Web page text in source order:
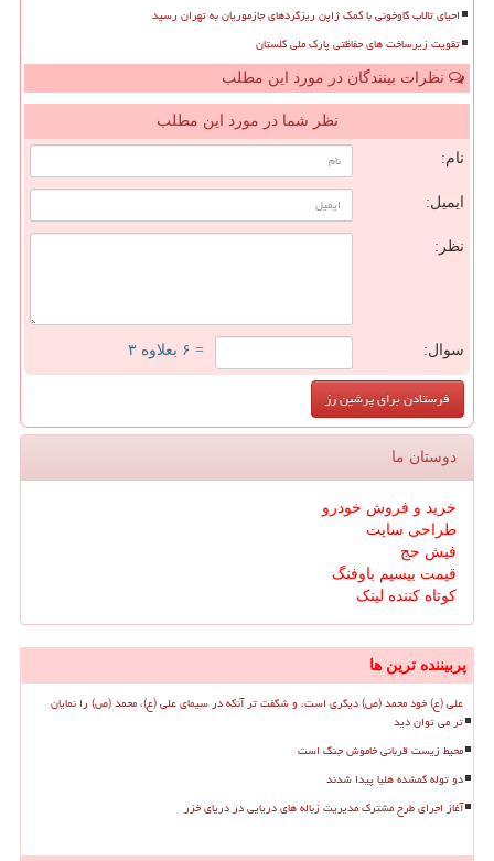
احیای تالاب گاوخونی با کمک ژاپن ریزگردهای جازموریان به تهران رسید
تقویت زیرساخت های حفاظتی پارک ملی گلستان
نظرات بینندگان در مورد این مطلب
نظر شما در مورد این مطلب
نام:
ایمیل:
نظر:
سوال: = ۶ بعلاوه ۳
دوستان ما
خرید و فروش خودرو
طراحی سایت
فیش حج
قیمت بیسیم باوفنگ
کوتاه کننده لینک
پربیننده ترین ها
علی (ع) خود محمد (ص) دیگری است، و شگفت تر آنکه در سیمای علی (ع)، محمد (ص) را نمایان
تر می توان دید
محیط زیست قربانی خاموش جنگ است
دو توله گمشده هلیا پیدا شدند
آغاز اجرای طرح مشترک مدیریت زباله های دریایی در دریای خزر